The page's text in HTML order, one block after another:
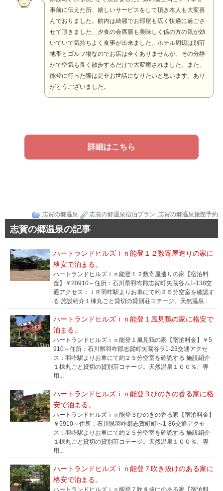
事前に伝えた所、嬉しいサービスをして頂き本人も大変喜
んでおりました。館内は綺麗でお部屋も広く快適に過ごさ
せて頂きました、夕食の会席膳も美味しく係の方の気が効
いていて気持ちよく食事が出来ました。ホテル周辺は別荘
地帯とゴルフ場なのでお店は全くありませんが、その分静
かで空気も良く散歩するだけで大変癒されました。また、
能登に行った際は是非お世話になりたいと思います、あり
がとうございました。
詳細はこちら
志賀の郷温泉 志賀の郷温泉宿泊プラン 志賀の郷温泉旅館予約
志賀の郷温泉の記事
ハートランドヒルズｉｎ能登１２数寄屋造りの家に
格安で泊まる。
ハートランドヒルズｉｎ能登１２数寄屋造りの家【宿泊料
金】￥20910～住所：石川県羽咋郡志賀町矢蔵谷ム1-138交
通アクセス：ＪＲ羽咋駅よりお車にて約２５分空室を確認す
る 施設紹介１棟丸ごと貸切の貸別荘コテージ。天然温泉...
ハートランドヒルズｉｎ能登１風見鶏の家に格安で
泊まる。
ハートランドヒルズｉｎ能登１風見鶏の家【宿泊料金】￥5
910～住所：石川県羽咋郡志賀町矢蔵谷ラ1-23交通アクセ
ス：羽咋駅よりお車にて約２５分空室を確認する 施設紹介
１棟丸ごと貸切の貸別荘コテージ。天然温泉１００％、専
用...
ハートランドヒルズｉｎ能登３ひのきの香る家に格
安で泊まる。
ハートランドヒルズｉｎ能登３ひのきの香る家【宿泊料金】
￥5910～住所：石川県羽咋郡志賀町町へ1-86交通アクセ
ス：羽咋駅よりお車にて約２５分空室を確認する 施設紹介
１棟丸ごと貸切の貸別荘コテージ。天然温泉１００％、専
用...
ハートランドヒルズｉｎ能登７吹き抜けのある家に
格安で泊まる。
ハートランドヒルズｉｎ能登７吹き抜けのある家【宿泊料